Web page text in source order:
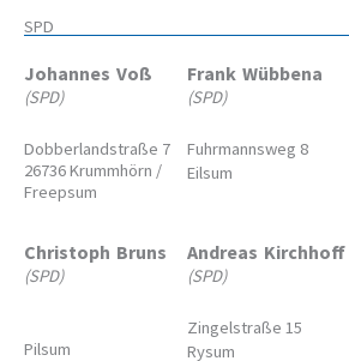
SPD
Johannes Voß
(SPD)
Dobberlandstraße 7
26736 Krummhörn /
Freepsum
Frank Wübbena
(SPD)
Fuhrmannsweg 8
Eilsum
Christoph Bruns
(SPD)
Pilsum
Andreas Kirchhoff
(SPD)
Zingelstraße 15
Rysum